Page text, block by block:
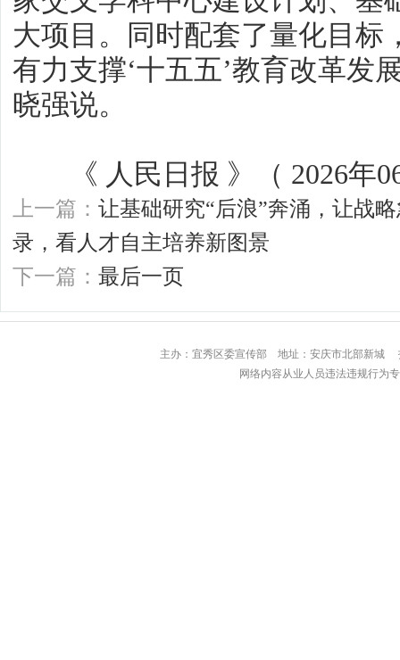
大项目。同时配套了量化目标
有力支撑‘十五五’教育改革发
晓强说。
《 人民日报 》（ 2026年06
上一篇： 让基础研究“后浪”奔涌，让战
录，看人才自主培养新图景
下一篇： 最后一页
主办：宜秀区委宣传部 地址：安庆市北
网络内容从业人员违法违规行